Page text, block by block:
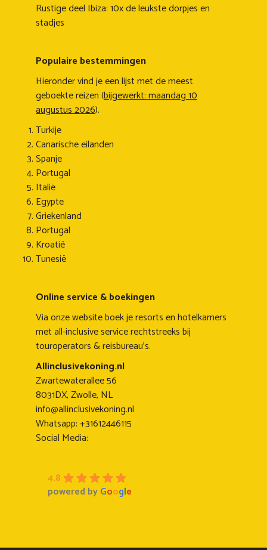
Rustige deel Ibiza: 10x de leukste dorpjes en
stadjes
Populaire bestemmingen
Hieronder vind je een lijst met de meest
geboekte reizen (bijgewerkt: maandag 10
augustus 2026).
Turkije
Canarische eilanden
Spanje
Portugal
Italië
Egypte
Griekenland
Portugal
Kroatië
Tunesië
Online service & boekingen
Via onze website boek je resorts en hotelkamers
met all-inclusive service rechtstreeks bij
touroperators & reisbureau's.
Allinclusivekoning.nl
Zwartewaterallee 56
8031DX, Zwolle, NL
info@allinclusivekoning.nl
Whatsapp: +31612446115
Social Media:
4.8
powered byGoogle